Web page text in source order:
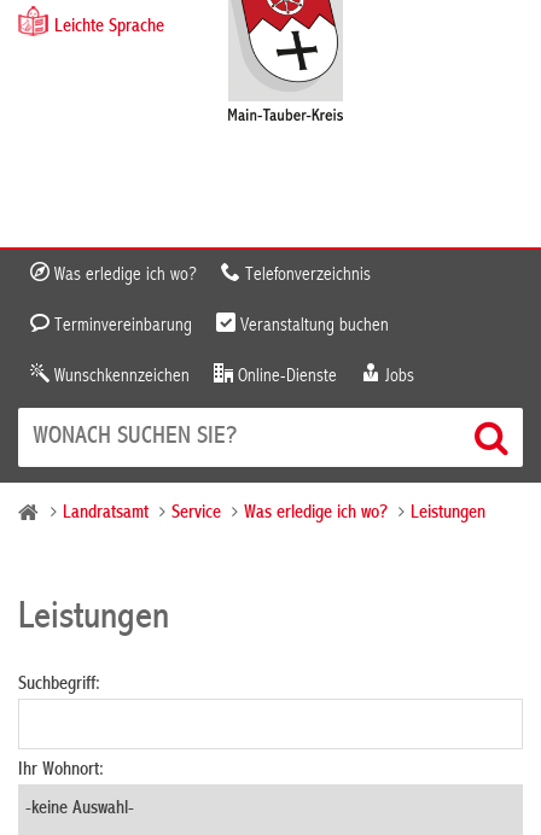
Leichte Sprache
Was erledige ich wo? Telefonverzeichnis
Terminvereinbarung Veranstaltung buchen
Wunschkennzeichen Online-Dienste Jobs
Landratsamt Service Was erledige ich wo? Leistungen
Leistungen
Suchbegriff:
Ihr Wohnort: